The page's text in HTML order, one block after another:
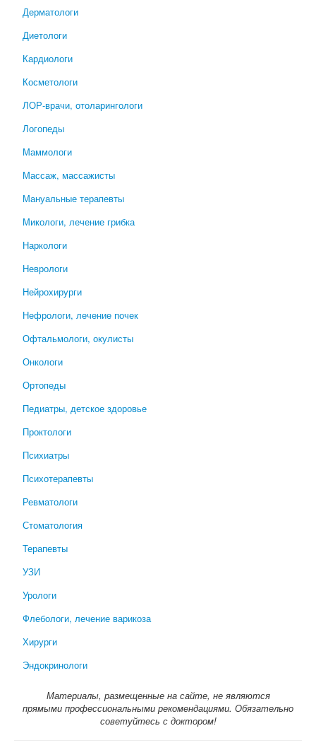
Дерматологи
Диетологи
Кардиологи
Косметологи
ЛОР-врачи, отоларингологи
Логопеды
Маммологи
Массаж, массажисты
Мануальные терапевты
Микологи, лечение грибка
Наркологи
Неврологи
Нейрохирурги
Нефрологи, лечение почек
Офтальмологи, окулисты
Онкологи
Ортопеды
Педиатры, детское здоровье
Проктологи
Психиатры
Психотерапевты
Ревматологи
Стоматология
Терапевты
УЗИ
Урологи
Флебологи, лечение варикоза
Хирурги
Эндокринологи
Материалы, размещенные на сайте, не являются
прямыми профессиональными рекомендациями. Обязательно
советуйтесь с доктором!